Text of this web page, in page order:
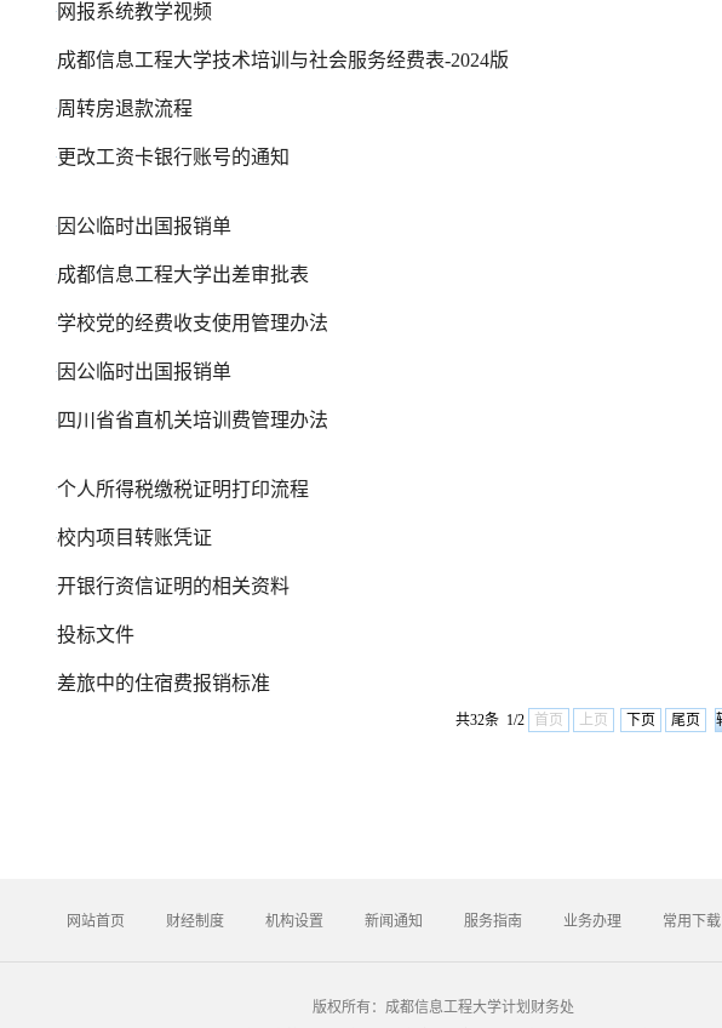
网报系统教学视频
成都信息工程大学技术培训与社会服务经费表-2024版
周转房退款流程
更改工资卡银行账号的通知
因公临时出国报销单
成都信息工程大学出差审批表
学校党的经费收支使用管理办法
因公临时出国报销单
四川省省直机关培训费管理办法
个人所得税缴税证明打印流程
校内项目转账凭证
开银行资信证明的相关资料
投标文件
差旅中的住宿费报销标准
共32条 1/2 首页 上页 下页 尾页
网站首页 财经制度 机构设置 新闻通知 服务指南 业务办理 常用下载
版权所有：成都信息工程大学计划财务处